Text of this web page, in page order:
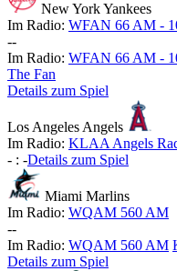
New York Yankees
Im Radio: WFAN 66 AM -
--
Im Radio: WFAN 66 AM -
The Fan
Details zum Spiel
Los Angeles Angels
Im Radio: KLAA Angels
- : -Details zum Spiel
Miami Marlins
Im Radio: WQAM 560 AM
--
Im Radio: WQAM 560 AM
Details zum Spiel